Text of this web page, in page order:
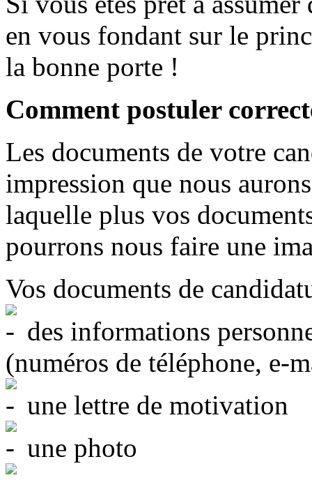
en vous fondant sur le
la bonne porte !
Comment postuler
Les documents de votre
impression que nous
laquelle plus vos
pourrons nous faire une
Vos documents de
des informations
(numéros de téléphone, e-
une lettre de motivation
une photo